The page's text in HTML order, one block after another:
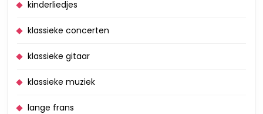
kinderliedjes
klassieke concerten
klassieke gitaar
klassieke muziek
lange frans